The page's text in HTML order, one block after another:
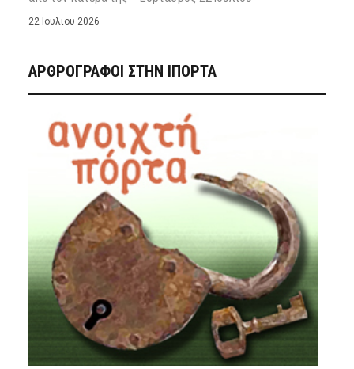
22 Ιουλίου 2026
ΑΡΘΡΟΓΡΑΦΟΙ ΣΤΗΝ IΠΟΡΤΑ